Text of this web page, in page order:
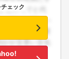
ェック